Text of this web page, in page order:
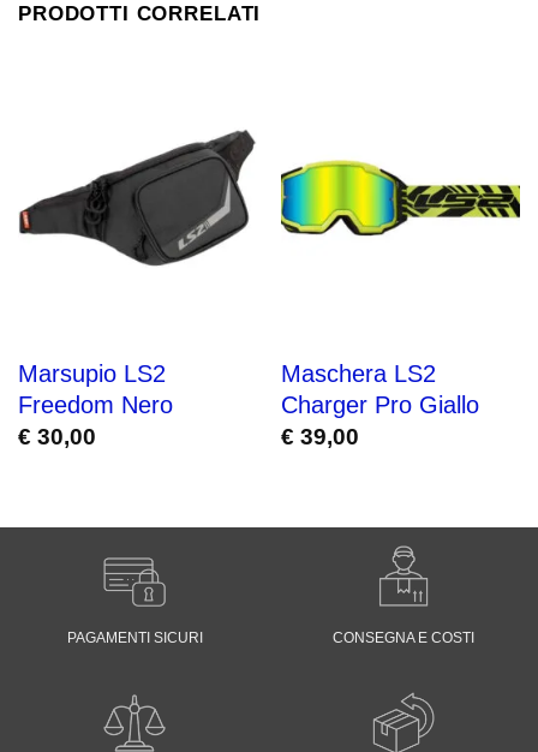
PRODOTTI CORRELATI
Marsupio LS2
Freedom Nero
€ 30,00
Maschera LS2
Charger Pro Giallo
€ 39,00
PAGAMENTI SICURI CONSEGNA E COSTI